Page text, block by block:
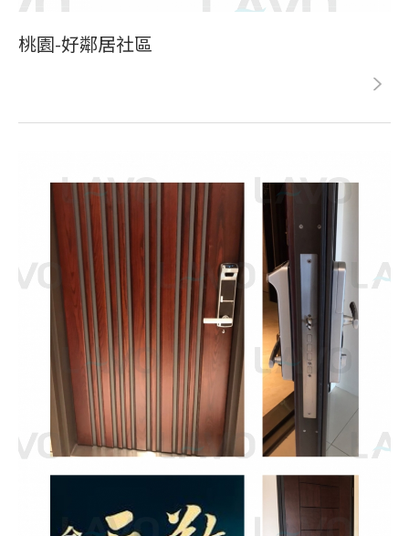
桃園-好鄰居社區